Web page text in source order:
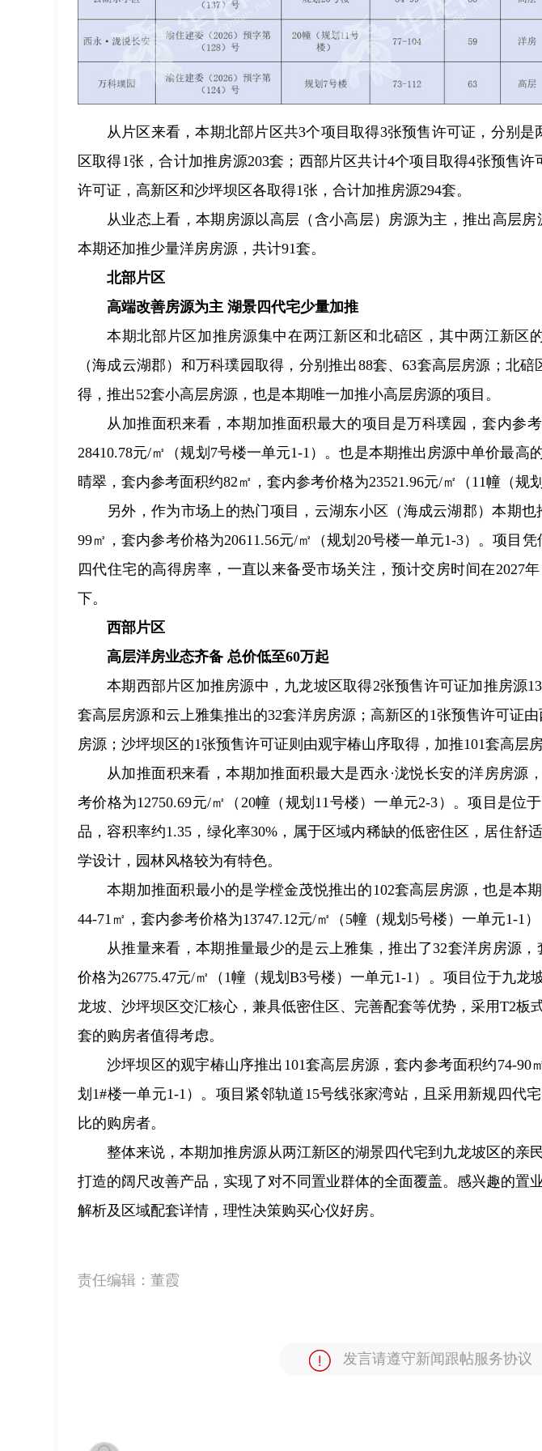
从片区来看，本期北部片区共3个项目取得3张预售许可证，分别
区取得1张，合计加推房源203套；西部片区共计4个项目取得4张预售
许可证，高新区和沙坪坝区各取得1张，合计加推房源294套。
从业态上看，本期房源以高层（含小高层）房源为主，推出高层房
本期还加推少量洋房房源，共计91套。
北部片区
高端改善房源为主 湖景四代宅少量加推
本期北部片区加推房源集中在两江新区和北碚区，其中两江新区
（海成云湖郡）和万科璞园取得，分别推出88套、63套高层房源；北
得，推出52套小高层房源，也是本期唯一加推小高层房源的项目。
从加推面积来看，本期加推面积最大的项目是万科璞园，套内参
28410.78元/㎡（规划7号楼一单元1-1）。也是本期推出房源中单价最高
晴翠，套内参考面积约82㎡，套内参考价格为23521.96元/㎡（11幢（规
另外，作为市场上的热门项目，云湖东小区（海成云湖郡）本期
99㎡，套内参考价格为20611.56元/㎡（规划20号楼一单元1-3）。项目
四代住宅的高得房率，一直以来备受市场关注，预计交房时间在2027
下。
西部片区
高层洋房业态齐备 总价低至60万起
本期西部片区加推房源中，九龙坡区取得2张预售许可证加推房源
套高层房源和云上雅集推出的32套洋房房源；高新区的1张预售许可证
房源；沙坪坝区的1张预售许可证则由观宇椿山序取得，加推101套高层房
从加推面积来看，本期加推面积最大是西永·泷悦长安的洋房房源
考价格为12750.69元/㎡（20幢（规划11号楼）一单元2-3）。项目是位
品，容积率约1.35，绿化率30%，属于区域内稀缺的低密住区，居住舒
学设计，园林风格较为有特色。
本期加推面积最小的是学樘金茂悦推出的102套高层房源，也是本
44-71㎡，套内参考价格为13747.12元/㎡（5幢（规划5号楼）一单元1-1）
从推量来看，本期推量最少的是云上雅集，推出了32套洋房房源
价格为26775.47元/㎡（1幢（规划B3号楼）一单元1-1）。项目位于九龙
龙坡、沙坪坝区交汇核心，兼具低密住区、完善配套等优势，采用T2板
套的购房者值得考虑。
沙坪坝区的观宇椿山序推出101套高层房源，套内参考面积约74-90
划1#楼一单元1-1）。项目紧邻轨道15号线张家湾站，且采用新规四代
比的购房者。
整体来说，本期加推房源从两江新区的湖景四代宅到九龙坡区的亲
打造的阔尺改善产品，实现了对不同置业群体的全面覆盖。感兴趣的置
解析及区域配套详情，理性决策购买心仪好房。
责任编辑： 董霞
发言请遵守新闻跟帖服务协议